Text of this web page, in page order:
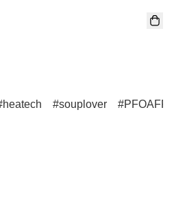
heatech souplover